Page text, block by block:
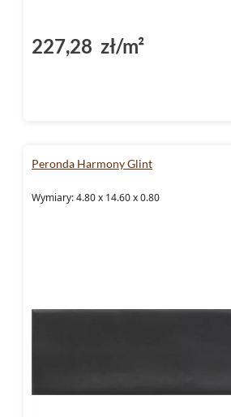
227,28 zł/m²
Peronda Harmony Glint
Wymiary: 4.80 x 14.60 x 0.80